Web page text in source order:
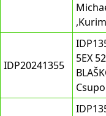
IDP20241355
5EX